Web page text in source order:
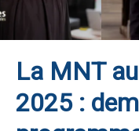
La MNT
2025 :